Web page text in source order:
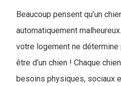
Beaucoup pensent qu’un
automatiquement
votre logement ne
être d’un chien ! Chaque
besoins physiques, sociaux